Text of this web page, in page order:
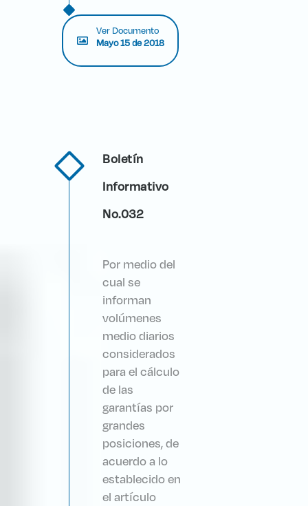
Ver Documento
Mayo 15 de 2018
Boletín
Informativo
No.032
Por medio del
cual se
informan
volúmenes
medio diarios
considerados
para el cálculo
de las
garantías por
grandes
posiciones, de
acuerdo a lo
establecido en
el artículo